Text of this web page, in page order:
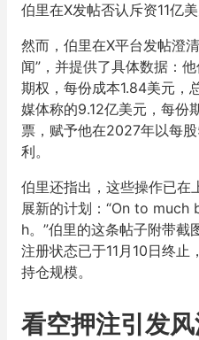
伯里在X发帖否认斥资11亿
然而，伯里在X平台发帖澄
闻”，并提供了具体数据：
期权，每份成本1.84美元，
媒体称的9.12亿美元，每份
票，赋予他在2027年以每
利。
伯里还指出，这些操作已在
展新的计划：“On to
h。”伯里的这条帖子附带截
注册状态已于11月10日终止
持仓规模。
看空押注引发